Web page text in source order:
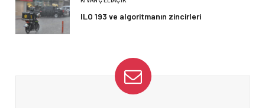
ILO 193 ve algoritmanın zincirleri